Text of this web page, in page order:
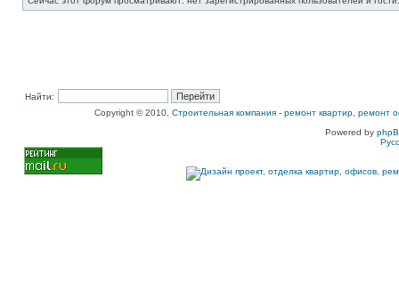
Найти:
Copyright © 2010, Строительная компания - ремонт квартир, ремонт
Powered by